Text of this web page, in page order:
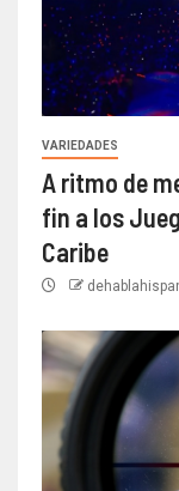
VARIEDADES
A ritmo de
fin a los
Caribe